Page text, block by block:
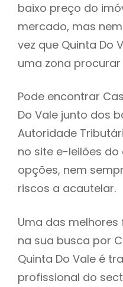
baixo preço do
mercado, mas
vez que Quinta Do
uma zona
Pode encontrar
Do Vale junto dos
Autoridade
no site e-leilões
opções, nem
riscos a acautelar.
Uma das
na sua busca por
Quinta Do Vale é
profissional do